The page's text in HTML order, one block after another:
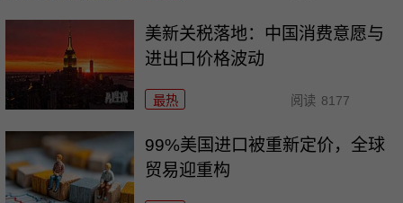
美新关税落地：中国消费意愿与
进出口价格波动
最热 阅读 8177
99%美国进口被重新定价，全球
贸易迎重构